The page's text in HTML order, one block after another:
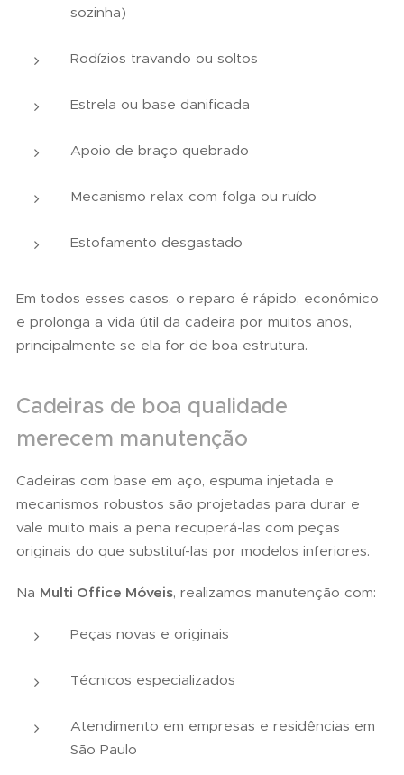
sozinha)
Rodízios travando ou soltos
Estrela ou base danificada
Apoio de braço quebrado
Mecanismo relax com folga ou ruído
Estofamento desgastado
Em todos esses casos, o reparo é rápido, econômico
e prolonga a vida útil da cadeira por muitos anos,
principalmente se ela for de boa estrutura.
Cadeiras de boa qualidade
merecem manutenção
Cadeiras com base em aço, espuma injetada e
mecanismos robustos são projetadas para durar e
vale muito mais a pena recuperá-las com peças
originais do que substituí-las por modelos inferiores.
Na Multi Office Móveis, realizamos manutenção com:
Peças novas e originais
Técnicos especializados
Atendimento em empresas e residências em
São Paulo